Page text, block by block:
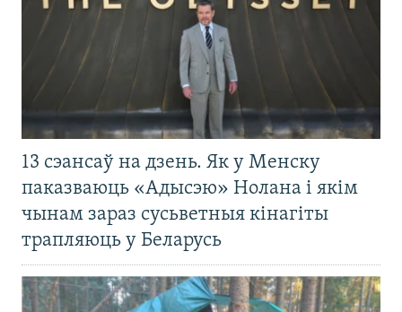
13 сэансаў на дзень. Як у Менску
паказваюць «Адысэю» Нолана і якім
чынам зараз сусьветныя кінагіты
трапляюць у Беларусь